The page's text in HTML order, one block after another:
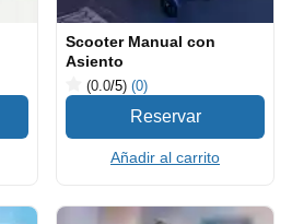
Scooter Manual con
Asiento
(0.0/5) (0)
Añadir al carrito